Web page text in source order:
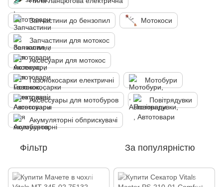
Запчастини до бензопил Мотокоси
Запчастини для мотокос
Аксесуари для мотокос
Газонокосарки електричні Мотобури
Аксессуары для мотобуров Повітрядувки
Акумуляторні обприскувачі
Фільтр За популярністю